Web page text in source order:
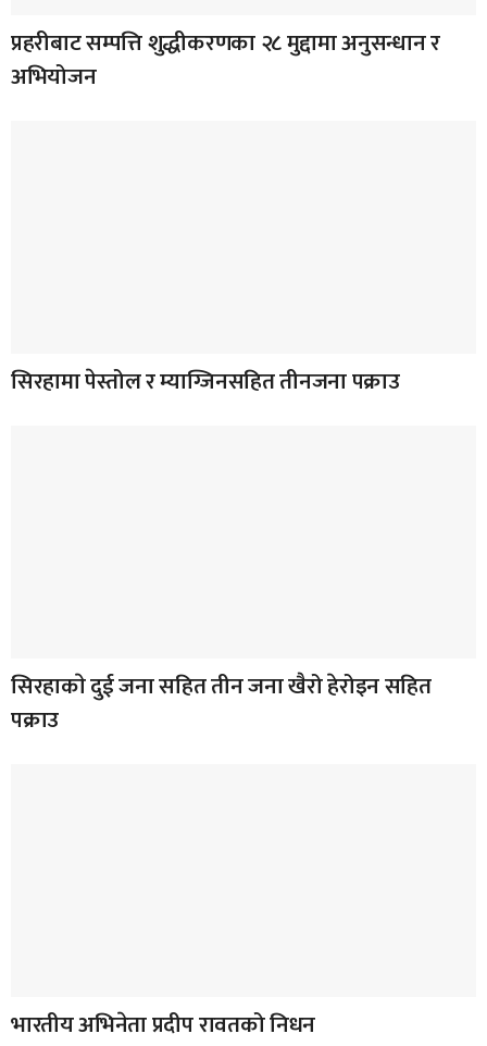
प्रहरीबाट सम्पत्ति शुद्धीकरणका २८ मुद्दामा अनुसन्धान र
अभियोजन
सिरहामा पेस्तोल र म्याग्जिनसहित तीनजना पक्राउ
सिरहाकाे दुई जना सहित तीन जना खैरो हेरोइन सहित
पक्राउ
भारतीय अभिनेता प्रदीप रावतको निधन